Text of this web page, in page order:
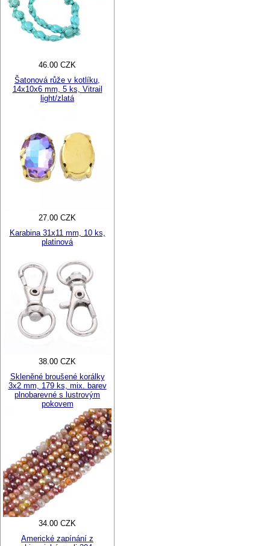
46.00 CZK
Šatonová růže v kotlíku,
14x10x6 mm, 5 ks, Vitrail
light/zlatá
27.00 CZK
Karabina 31x11 mm, 10 ks,
platinová
38.00 CZK
Skleněné broušené korálky
3x2 mm, 179 ks, mix. barev
plnobarevné s lustrovým
pokovem
34.00 CZK
Americké zapínání z